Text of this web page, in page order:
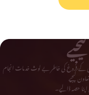
کے فروغ کی خاطر بے لوث خدمات انجام
کیجیے
حصہ ڈالیے۔